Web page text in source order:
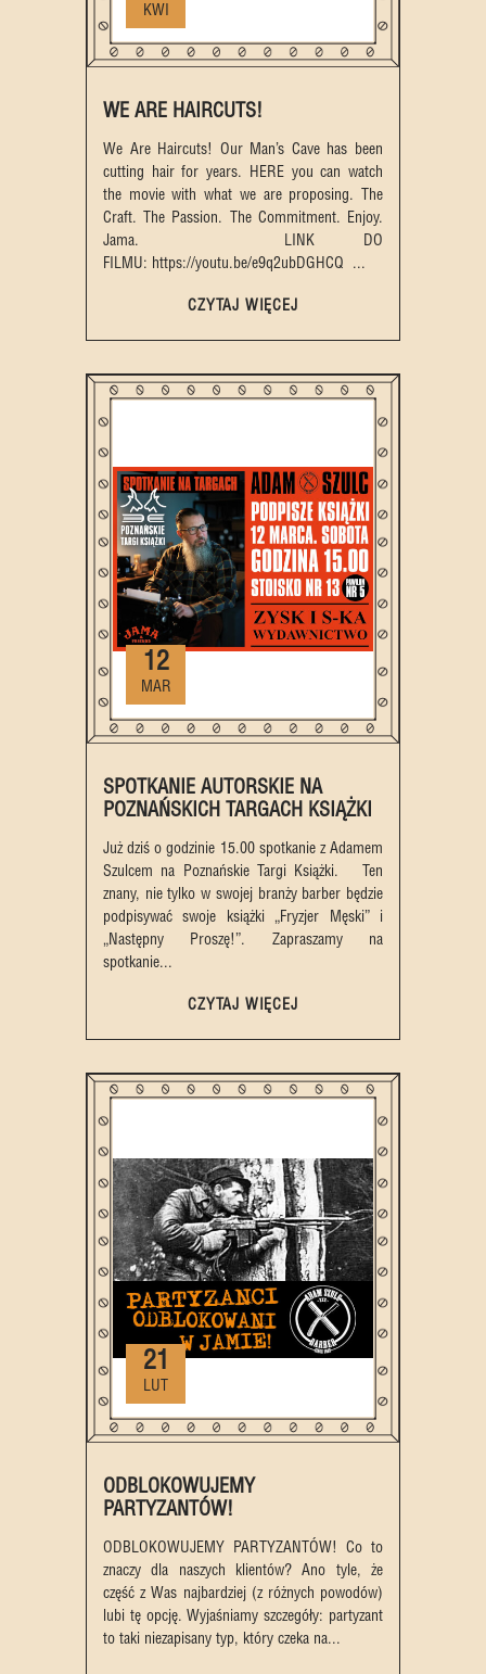
KWI
WE ARE HAIRCUTS!
We Are Haircuts! Our Man’s Cave has been
cutting hair for years. HERE you can watch
the movie with what we are proposing. The
Craft. The Passion. The Commitment. Enjoy.
Jama. LINK DO
FILMU: https://youtu.be/e9q2ubDGHCQ ...
CZYTAJ WIĘCEJ
12
MAR
SPOTKANIE AUTORSKIE NA
POZNAŃSKICH TARGACH KSIĄŻKI
Już dziś o godzinie 15.00 spotkanie z Adamem
Szulcem na Poznańskie Targi Książki. Ten
znany, nie tylko w swojej branży barber będzie
podpisywać swoje książki „Fryzjer Męski” i
„Następny Proszę!”. Zapraszamy na
spotkanie...
CZYTAJ WIĘCEJ
21
LUT
ODBLOKOWUJEMY
PARTYZANTÓW!
ODBLOKOWUJEMY PARTYZANTÓW! Co to
znaczy dla naszych klientów? Ano tyle, że
część z Was najbardziej (z różnych powodów)
lubi tę opcję. Wyjaśniamy szczegóły: partyzant
to taki niezapisany typ, który czeka na...